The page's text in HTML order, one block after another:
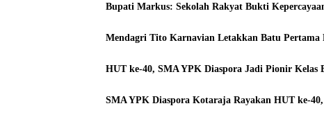
Bupati Markus: Sekolah Rakyat Bukti
Mendagri Tito Karnavian Letakkan Batu
HUT ke-40, SMA YPK Diaspora Jadi Pionir Kelas
SMA YPK Diaspora Kotaraja Rayakan HUT ke-